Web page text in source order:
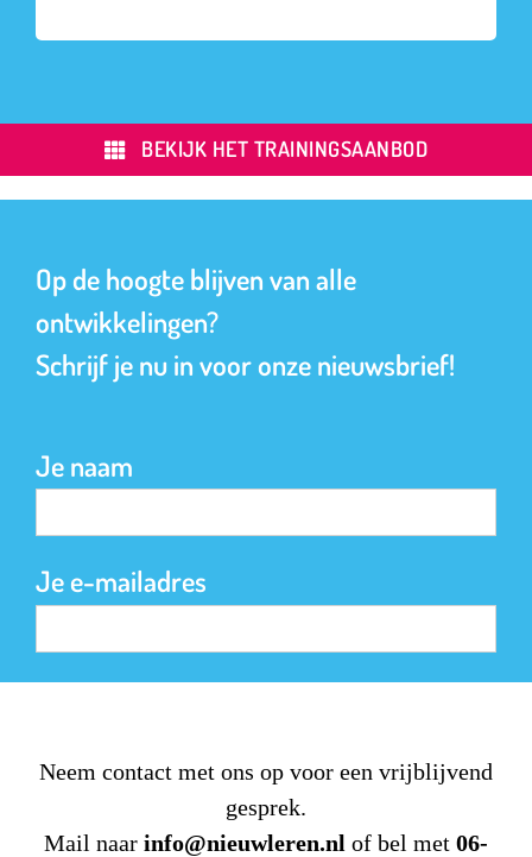
BEKIJK HET TRAININGSAANBOD
Op de hoogte blijven van alle
ontwikkelingen?
Schrijf je nu in voor onze nieuwsbrief!
Je naam
Je e-mailadres
Neem contact met ons op voor een vrijblijvend
gesprek.
Mail naar info@nieuwleren.nl of bel met 06-